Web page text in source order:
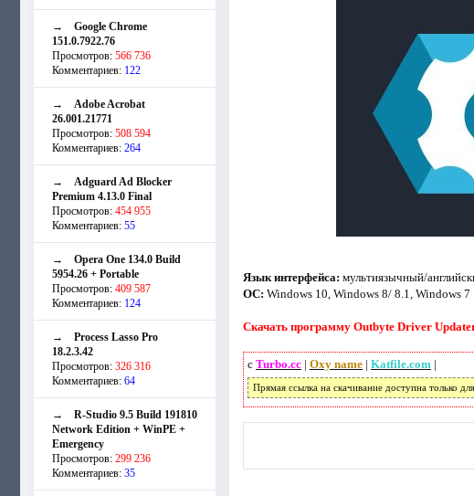
→ Google Chrome
151.0.7922.76
Просмотров: 566 736
Комментариев: 122
→ Adobe Acrobat
26.001.21771
Просмотров: 508 594
Комментариев: 264
→ Adguard Ad Blocker
Premium 4.13.0 Final
Просмотров: 454 955
Комментариев: 55
→ Opera One 134.0 Build
5954.26 + Portable
Просмотров: 409 587
Комментариев: 124
→ Process Lasso Pro
18.2.3.42
Просмотров: 326 316
Комментариев: 64
→ R-Studio 9.5 Build 191810
Network Edition + WinPE +
Emergency
Просмотров: 299 236
Комментариев: 35
Язык интерфейса: мультиязычный/
ОС: Windows 10, Windows 8/ 8.1, Windows 7
Скачать программу Outbyte Driver
с Turbo.cc| Oxy name| Katfile.com |
Прямая ссылка на скачивание доступна только